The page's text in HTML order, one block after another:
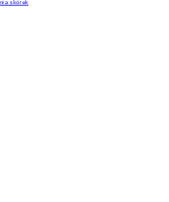
skórek